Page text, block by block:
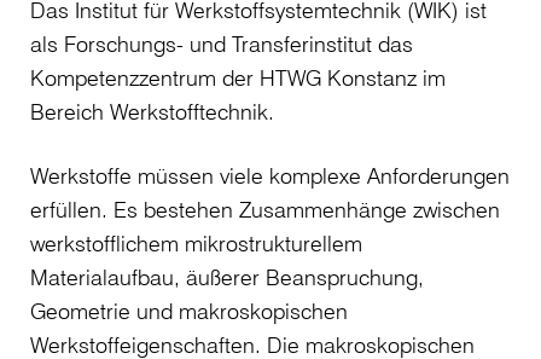
Das Institut für Werkstoffsystemtechnik (WIK) ist
als Forschungs- und Transferinstitut das
Kompetenzzentrum der HTWG Konstanz im
Bereich Werkstofftechnik.
Werkstoffe müssen viele komplexe Anforderungen
erfüllen. Es bestehen Zusammenhänge zwischen
werkstofflichem mikrostrukturellem
Materialaufbau, äußerer Beanspruchung,
Geometrie und makroskopischen
Werkstoffeigenschaften. Die makroskopischen